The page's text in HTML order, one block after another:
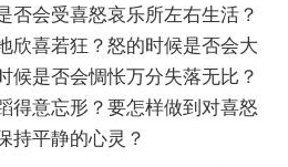
否会受喜怒哀乐所左右生活？
欣喜若狂？怒的时候是否会大
候是否会惆怅万分失落无比？
得意忘形？要怎样做到对喜怒
持平静的心灵？